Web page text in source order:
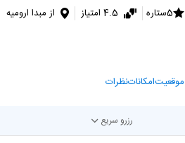
5ستاره 4.5 امتیاز از مبدا ارومیه
موقعیتامکاناتنظرات
رزرو سریع